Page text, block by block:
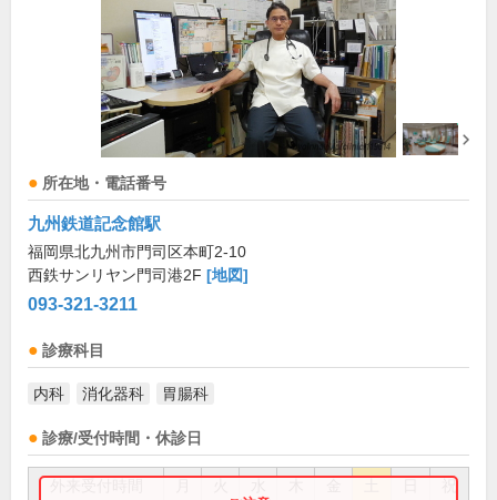
所在地・電話番号
九州鉄道記念館駅
福岡県北九州市門司区本町2-10
西鉄サンリヤン門司港2F [地図]
093-321-3211
診療科目
内科 消化器科 胃腸科
診療/受付時間・休診日
祝